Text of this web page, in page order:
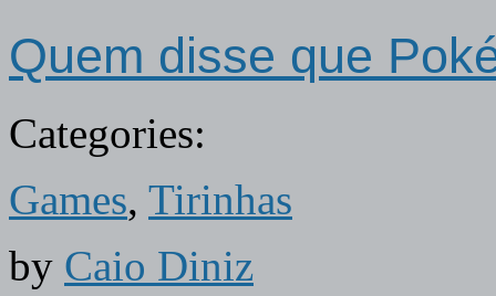
Quem disse que
Categories:
Games, Tirinhas
by Caio Diniz